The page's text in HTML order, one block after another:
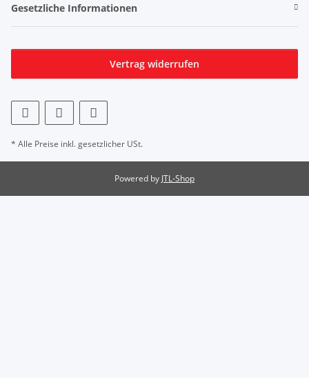
Gesetzliche Informationen
Vertrag widerrufen
* Alle Preise inkl. gesetzlicher USt.
Powered by JTL-Shop